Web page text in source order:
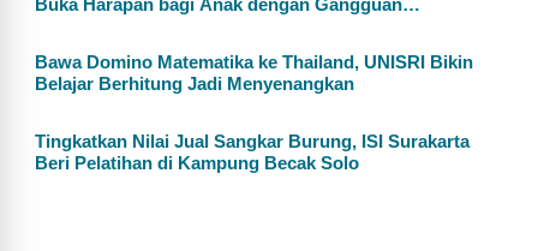
Bawa Domino Matematika ke Thailand, UNISRI Bikin
Belajar Berhitung Jadi Menyenangkan
Tingkatkan Nilai Jual Sangkar Burung, ISI Surakarta
Beri Pelatihan di Kampung Becak Solo